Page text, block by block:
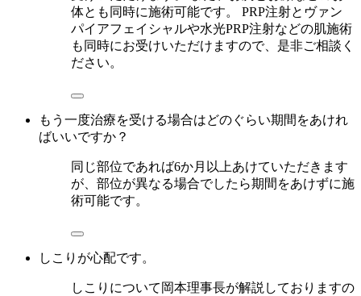
体とも同時に施術可能です。 PRP注射とヴァン
パイアフェイシャルや水光PRP注射などの肌施術
も同時にお受けいただけますので、是非ご相談く
ださい。
もう一度治療を受ける場合はどのぐらい期間をあけれ
ばいいですか？
同じ部位であれば6か月以上あけていただきます
が、部位が異なる場合でしたら期間をあけずに施
術可能です。
しこりが心配です。
しこりについて岡本理事長が解説しておりますの